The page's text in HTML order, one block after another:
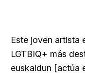
Este joven artista
LGTBIQ+ más
euskaldun [actúa